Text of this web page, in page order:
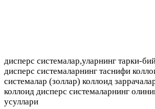
дисперс системалар,уларнинг тарки-
дисперс системаларнинг таснифи
системалар (золлар) коллоид
коллоид дисперс системаларнинг
усуллари